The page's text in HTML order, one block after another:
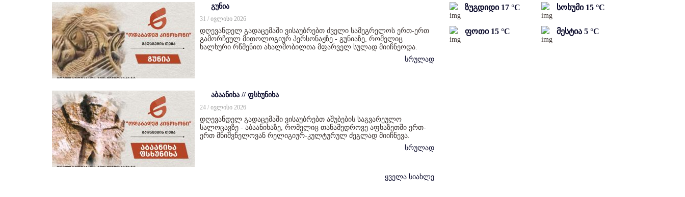
გუნია
31 / ივლისი 2026
დღევანდელ გადაცემაში ვისაუბრებთ ძველი სამეგრელოს ერთ-ერთ
გამორჩეულ მითოლოგიურ პერსონაჟზე - გუნიაზე, რომელიც
ხალხური რწმენით ახალშობილთა მფარველ სულად მიიჩნეოდა.
სრულად
აბაანიხა // ფსხუნიხა
24 / ივლისი 2026
დღევანდელ გადაცემაში ვისაუბრებთ აშუბების საგვარეულო
სალოცავზე - აბაანიხაზე, რომელიც თანამედროვე აფხაზეთში ერთ-
ერთ მნიშვნელოვან რელიგიურ-კულტურულ ძეგლად მიიჩნევა.
სრულად
ყველა სიახლე
ზუგდიდი 17 °C სოხუმი 15 °C
ფოთი 15 °C მესტია 5 °C